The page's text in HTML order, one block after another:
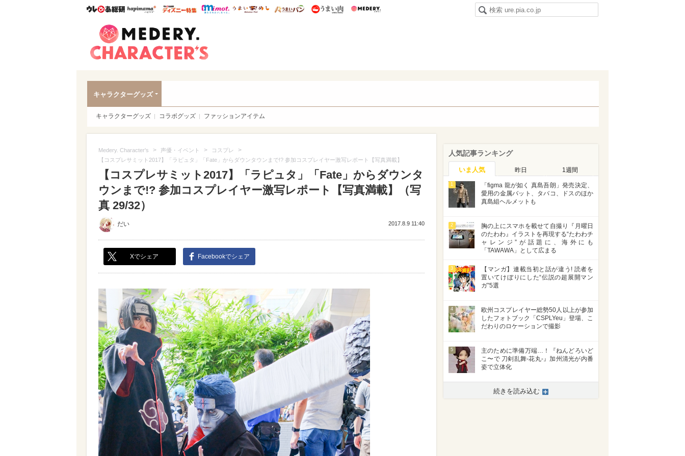
ウレぴあ総研ハピママ* ウレぴあ総研 ディズニー特集
mimot. うまいめし うまいパン うまい肉
キャラクターグッズ
キャラクターグッズ コラボグッズ ファッションアイテム
Medery. Character's > 声優・イベント > コスプレ >
【コスプレサミット2017】「ラピュタ」「Fate」からダウンタウンまで!? 参加コスプレイヤー激写レポート【写真満載】
【コスプレサミット2017】「ラピュタ」「Fate」からダウンタ
ウンまで!? 参加コスプレイヤー激写レポート【写真満載】（写
真 29/32）
だい 2017.8.9 11:40
Xでシェア Facebookでシェア
人気記事ランキング
いま人気 昨日 1週間
1
「figma 龍が如く 真島吾朗」発売決定、
愛用の金属バット、タバコ、ドスのほか
真島組ヘルメットも
2
胸の上にスマホを載せて自撮り『月曜日
のたわわ』イラストを再現する“たわわチ
ャレンジ”が話題に、海外にも
「TAWAWA」として広まる
3
【マンガ】連載当初と話が違う! 読者を
置いてけぼりにした“伝説の超展開マン
ガ”5選
4
欧州コスプレイヤー総勢50人以上が参加
したフォトブック「CSPLYeu」登場、こ
だわりのロケーションで撮影
5
主のために準備万端…！『ねんどろいど
こ〜で 刀剣乱舞-花丸-』加州清光が内番
姿で立体化
続きを読み込む